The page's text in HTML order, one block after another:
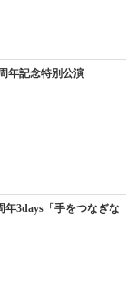
年記念特別公演
年3days「手をつなぎな